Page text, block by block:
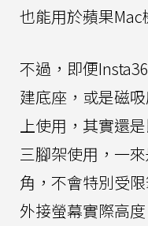
也能用於蘋果Mac
不過，即便
建底座，或是磁
上使用，其實還
三腳架使用，一
角，不會特別受
外接螢幕實際高